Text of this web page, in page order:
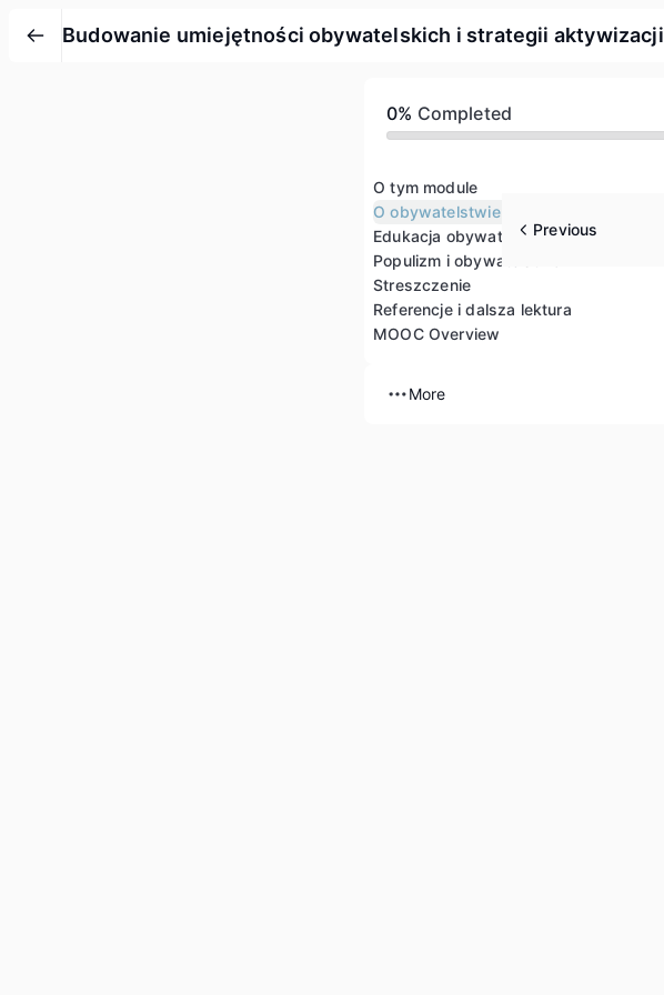
Budowanie umiejętności obywatelskich i strategii aktywizacji
0% Completed
O tym module
O obywatelstwie
Edukacja obywatelska
Populizm i obywatelstwo
Streszczenie
Referencje i dalsza lektura
MOOC Overview
More
Previous